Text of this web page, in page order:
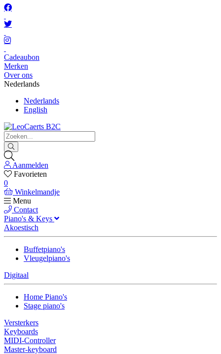
Cadeaubon
Merken
Over ons
Nederlands
Nederlands
English
Aanmelden
Favorieten
0
Winkelmandje
Menu
Contact
Piano's & Keys
Akoestisch
Buffetpiano's
Vleugelpiano's
Digitaal
Home Piano's
Stage piano's
Versterkers
Keyboards
MIDI-Controller
Master-keyboard